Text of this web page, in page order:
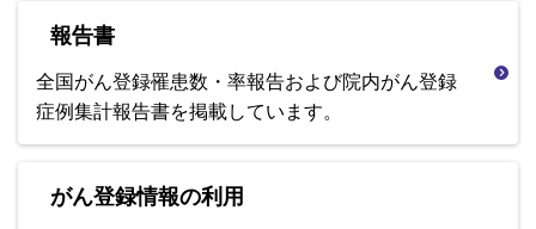
報告書
全国がん登録罹患数・率報告および院内がん登録
症例集計報告書を掲載しています。
がん登録情報の利用